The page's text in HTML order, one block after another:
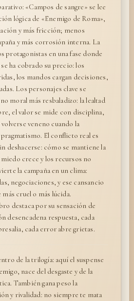
«Campos de sangre» se lee
lógica de «Enemigo de Roma»,
y más fricción; menos
y más corrosión interna. La
protagonistas en una fase donde
ha cobrado su precio: los
los mandos cargan decisiones,
Los personajes clave se
moral más resbaladizo: la lealtad
el valor se mide con disciplina,
veneno cuando la
El conflicto real es
deshacerse: cómo se mantiene la
crece y los recursos no
la campaña en un clima:
negociaciones, y ese cansancio
más cruel o más lúcida.
destaca por su sensación de
desencadena respuesta, cada
cada error abre grietas.
de la trilogía: aquí el suspense
nace del desgaste y de la
También gana peso la
y rivalidad: no siempre te mata